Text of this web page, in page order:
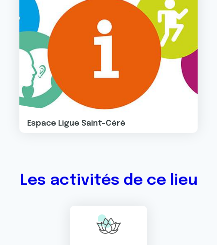
Espace Ligue Saint-Céré
Les activités de ce lieu